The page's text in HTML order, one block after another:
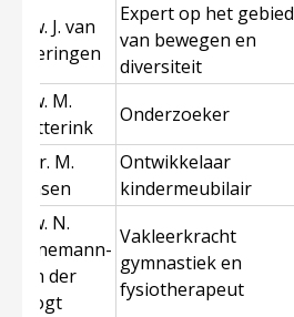
Mw. J. van
Wieringen
Expert op het gebied
van bewegen en
diversiteit
Mw. M.
Cotterink
Onderzoeker
Dhr. M.
Jansen
Ontwikkelaar
kindermeubilair
Mw. N.
Könemann-
van der
Krogt
Vakleerkracht
gymnastiek en
fysiotherapeut